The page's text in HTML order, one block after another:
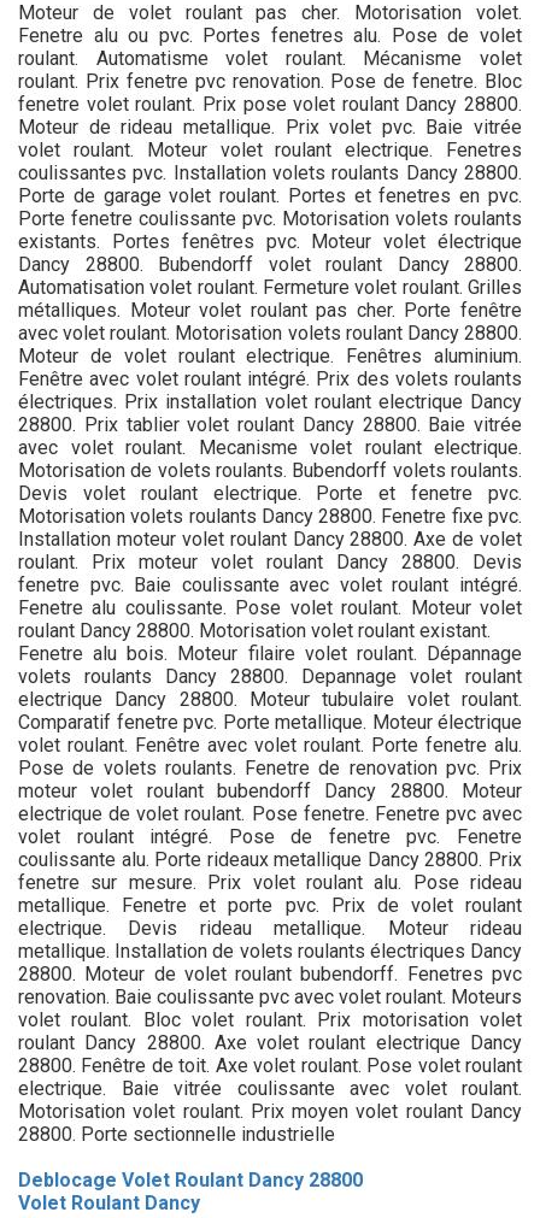
Moteur de volet roulant pas cher. Motorisation volet.
Fenetre alu ou pvc. Portes fenetres alu. Pose de volet
roulant. Automatisme volet roulant. Mécanisme volet
roulant. Prix fenetre pvc renovation. Pose de fenetre. Bloc
fenetre volet roulant. Prix pose volet roulant Dancy 28800.
Moteur de rideau metallique. Prix volet pvc. Baie vitrée
volet roulant. Moteur volet roulant electrique. Fenetres
coulissantes pvc. Installation volets roulants Dancy 28800.
Porte de garage volet roulant. Portes et fenetres en pvc.
Porte fenetre coulissante pvc. Motorisation volets roulants
existants. Portes fenêtres pvc. Moteur volet électrique
Dancy 28800. Bubendorff volet roulant Dancy 28800.
Automatisation volet roulant. Fermeture volet roulant. Grilles
métalliques. Moteur volet roulant pas cher. Porte fenêtre
avec volet roulant. Motorisation volets roulant Dancy 28800.
Moteur de volet roulant electrique. Fenêtres aluminium.
Fenêtre avec volet roulant intégré. Prix des volets roulants
électriques. Prix installation volet roulant electrique Dancy
28800. Prix tablier volet roulant Dancy 28800. Baie vitrée
avec volet roulant. Mecanisme volet roulant electrique.
Motorisation de volets roulants. Bubendorff volets roulants.
Devis volet roulant electrique. Porte et fenetre pvc.
Motorisation volets roulants Dancy 28800. Fenetre fixe pvc.
Installation moteur volet roulant Dancy 28800. Axe de volet
roulant. Prix moteur volet roulant Dancy 28800. Devis
fenetre pvc. Baie coulissante avec volet roulant intégré.
Fenetre alu coulissante. Pose volet roulant. Moteur volet
roulant Dancy 28800. Motorisation volet roulant existant.
Fenetre alu bois. Moteur filaire volet roulant. Dépannage
volets roulants Dancy 28800. Depannage volet roulant
electrique Dancy 28800. Moteur tubulaire volet roulant.
Comparatif fenetre pvc. Porte metallique. Moteur électrique
volet roulant. Fenêtre avec volet roulant. Porte fenetre alu.
Pose de volets roulants. Fenetre de renovation pvc. Prix
moteur volet roulant bubendorff Dancy 28800. Moteur
electrique de volet roulant. Pose fenetre. Fenetre pvc avec
volet roulant intégré. Pose de fenetre pvc. Fenetre
coulissante alu. Porte rideaux metallique Dancy 28800. Prix
fenetre sur mesure. Prix volet roulant alu. Pose rideau
metallique. Fenetre et porte pvc. Prix de volet roulant
electrique. Devis rideau metallique. Moteur rideau
metallique. Installation de volets roulants électriques Dancy
28800. Moteur de volet roulant bubendorff. Fenetres pvc
renovation. Baie coulissante pvc avec volet roulant. Moteurs
volet roulant. Bloc volet roulant. Prix motorisation volet
roulant Dancy 28800. Axe volet roulant electrique Dancy
28800. Fenêtre de toit. Axe volet roulant. Pose volet roulant
electrique. Baie vitrée coulissante avec volet roulant.
Motorisation volet roulant. Prix moyen volet roulant Dancy
28800. Porte sectionnelle industrielle
Deblocage Volet Roulant Dancy 28800
Volet Roulant Dancy